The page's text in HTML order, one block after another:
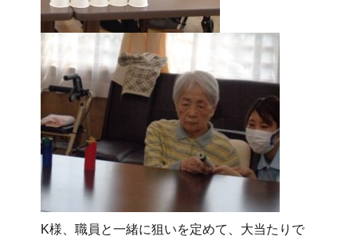
K様、職員と一緒に狙いを定めて、大当たりで